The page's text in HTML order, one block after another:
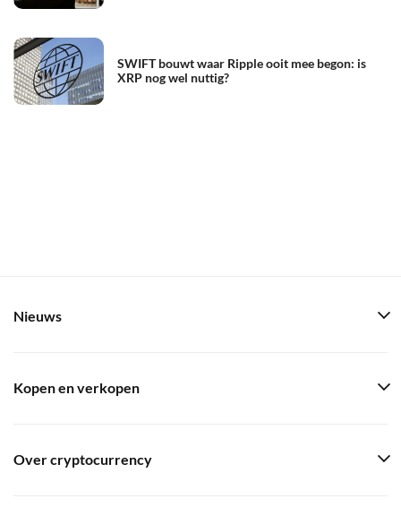
SWIFT bouwt waar Ripple ooit mee begon: is
XRP nog wel nuttig?
Nieuws
Kopen en verkopen
Over cryptocurrency